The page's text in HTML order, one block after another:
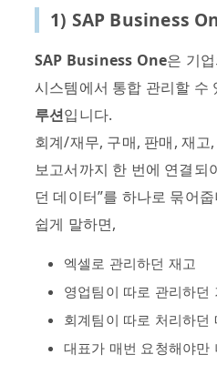
1) SAP Business
SAP Business One은 기
시스템에서 통합 관리할 수
루션입니다.
회계/재무, 구매, 판매,재고,
보고서까지 한 번에 연결되
던 데이터”를 하나로 묶어
쉽게 말하면,
엑셀로 관리하던 재고
영업팀이 따로 관리하던
회계팀이 따로 처리하던
대표가 매번 요청해야만